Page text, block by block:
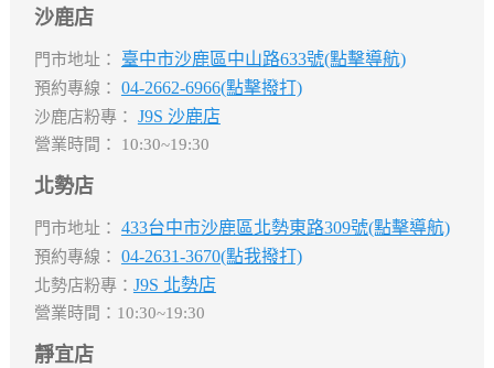
沙鹿店
門市地址： 臺中市沙鹿區中山路633號(點擊導航)
預約專線： 04-2662-6966(點擊撥打)
沙鹿店粉專： J9S 沙鹿店
營業時間： 10:30~19:30
北勢店
門市地址： 433台中市沙鹿區北勢東路309號(點擊導航)
預約專線： 04-2631-3670(點我撥打)
北勢店粉專： J9S 北勢店
營業時間：10:30~19:30
靜宜店